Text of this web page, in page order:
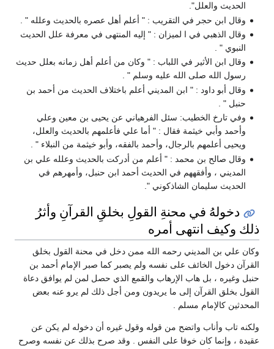
الحديث والعلل".
وقال ابن حجر في التقريب : " أعلم أهل عصره بالحديث وعلله " .
وقال الذهبي في ا لميزان : " إليه المنتهى في معرفة علل الحديث
النبوي " .
وقال ابن الأثير في اللباب : " وكان من أعلم أهل زمانه بعلل حديث
رسول الله صلى الله عليه وسلم " .
وقال أبو داود : " ابن المديني أعلم باختلاف الحديث من أحمد بن
حنبل " .
وفي تارخ الخطيب: سئل الفرهياني عن يحيى بن معين وعلي
وأحمد وأبي خيثمة فقال : " أما علي فأعلمهم بالحديث والعلل،
ويحيى أعلمهم بالرجال، وأحمد بالفقه، وأبو خيثمة من النبلاء " .
وقال صالح بن محمد : " أعلم من أدركت بالحديث وعلله علي بن
المديني ، وأفقههم في الحديث أحمد ابن حنبل، وأمهرهم في
الحديث سليمان الشاذكوني ".
دخولهُ في محنةِ القولِ بخلقِ القرآنِ وأثرُ
ذلك وكيف انتهى أمره
وكان علي بن المديني رحمه الله ممن دخل في محنة القول بخلق
القرآن دخول الخائف على نفسه ولم يصبر كما صبر الإمام أحمد بن
حنبل وغيره ، بل هاب الإرهاب والقمع الذي حصل لمن لم يوافق دعاة
القول بخلق القرآن إلى ما يريدون ومن أجل ذلك لم يرو عنه بعض
المحدثين كالإمام مسلم .
ولكنه تاب وأناب واتضح من قوله وقول غيره أن دخوله لم يكن عن
عقيدة ، وإنما كان خوفا على النفس . وقد صرح بذلك عن نفسه وصرح